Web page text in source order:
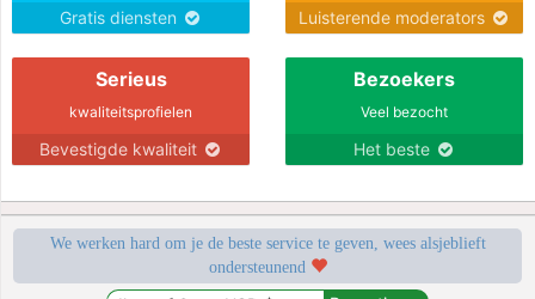
Gratis diensten Luisterende moderators
Serieus
kwaliteitsprofielen
Bevestigde kwaliteit
Bezoekers
Veel bezocht
Het beste
We werken hard om je de beste service te geven, wees alsjeblieft
ondersteunend